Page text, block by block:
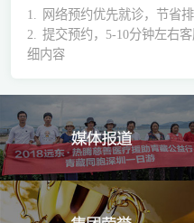
1.
网络预约优先就诊，节省排
2.
提交预约，5-10分钟左右
细内容